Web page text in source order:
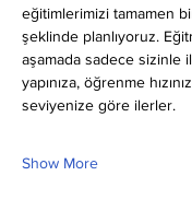
eğitimlerimizi tamamen
şeklinde planlıyoruz.
aşamada sadece sizinle
yapınıza, öğrenme
seviyenize göre ilerler.
Show More